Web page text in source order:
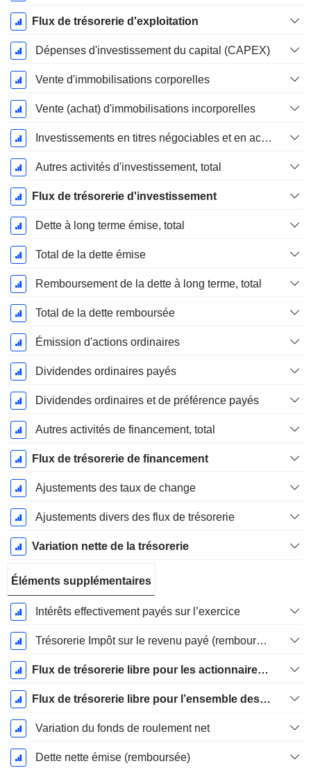
Flux de trésorerie d'exploitation
Dépenses d'investissement du capital (CAPEX)
Vente d'immobilisations corporelles
Vente (achat) d'immobilisations incorporelles
Investissements en titres négociables et en actions, total
Autres activités d'investissement, total
Flux de trésorerie d'investissement
Dette à long terme émise, total
Total de la dette émise
Remboursement de la dette à long terme, total
Total de la dette remboursée
Émission d'actions ordinaires
Dividendes ordinaires payés
Dividendes ordinaires et de préférence payés
Autres activités de financement, total
Flux de trésorerie de financement
Ajustements des taux de change
Ajustements divers des flux de trésorerie
Variation nette de la trésorerie
Éléments supplémentaires
Intérêts effectivement payés sur l’exercice
Trésorerie Impôt sur le revenu payé (remboursement)Impôt effectivement payé (remboursé) sur l’exercice
Flux de trésorerie libre pour les actionnaires FCFE
Flux de trésorerie libre pour l’ensemble des pourvoyeurs de fonds (créanciers et actionnaires) FCFF
Variation du fonds de roulement net
Dette nette émise (remboursée)